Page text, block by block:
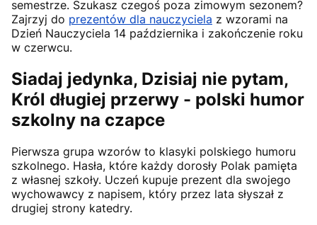
semestrze. Szukasz czegoś poza zimowym sezonem?
Zajrzyj do prezentów dla nauczyciela z wzorami na
Dzień Nauczyciela 14 października i zakończenie roku
w czerwcu.
Siadaj jedynka, Dzisiaj nie pytam,
Król długiej przerwy - polski humor
szkolny na czapce
Pierwsza grupa wzorów to klasyki polskiego humoru
szkolnego. Hasła, które każdy dorosły Polak pamięta
z własnej szkoły. Uczeń kupuje prezent dla swojego
wychowawcy z napisem, który przez lata słyszał z
drugiej strony katedry.